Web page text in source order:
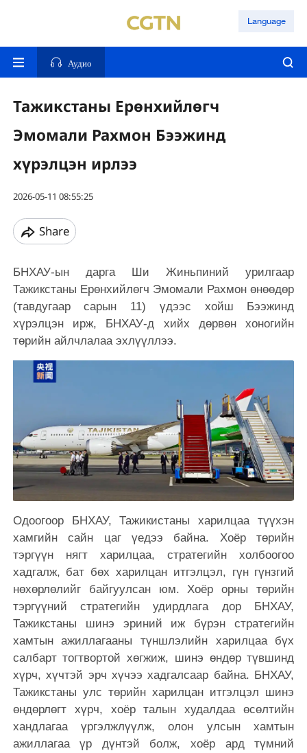
Language
Аудио
Тажикстаны Ерөнхийлөгч
Эмомали Рахмон Бээжинд
хүрэлцэн ирлээ
2026-05-11 08:55:25
Share
БНХАУ-ын дарга Ши Жиньпиний урилгаар
Тажикстаны Ерөнхийлөгч Эмомали Рахмон өнөөдөр
(тавдугаар сарын 11) үдээс хойш Бээжинд
хүрэлцэн ирж, БНХАУ-д хийх дөрвөн хоногийн
төрийн айлчлалаа эхлүүллээ.
Одоогоор БНХАУ, Тажикистаны харилцаа түүхэн
хамгийн сайн цаг үедээ байна. Хоёр төрийн
тэргүүн нягт харилцаа, стратегийн холбоогоо
хадгалж, бат бөх харилцан итгэлцэл, гүн гүнзгий
нөхөрлөлийг байгуулсан юм. Хоёр орны төрийн
тэргүүний стратегийн удирдлага дор БНХАУ,
Тажикстаны шинэ эриний иж бүрэн стратегийн
хамтын ажиллагааны түншлэлийн харилцаа бүх
салбарт тогтвортой хөгжиж, шинэ өндөр түвшинд
хүрч, хүчтэй эрч хүчээ хадгалсаар байна. БНХАУ,
Тажикстаны улс төрийн харилцан итгэлцэл шинэ
өндөрлөгт хүрч, хоёр талын худалдаа өсөлтийн
хандлагаа үргэлжлүүлж, олон улсын хамтын
ажиллагаа үр дүнтэй болж, хоёр ард түмний